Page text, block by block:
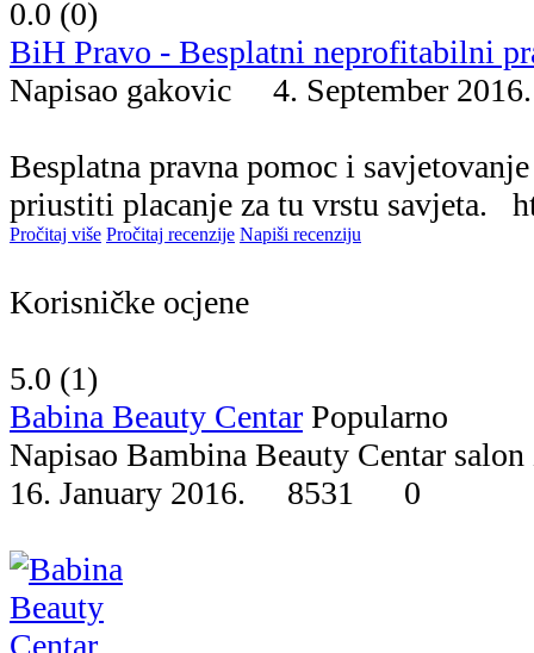
0.0 (0)
BiH Pravo - Besplatni neprofitabilni
Napisao gakovic 4. September
Besplatna pravna pomoc i
priustiti placanje za tu vrstu savjeta.
Pročitaj više Pročitaj recenzije Napiši recenziju
Korisničke ocjene
5.0 (1)
Babina Beauty Centar Popularno
Napisao Bambina Beauty Centar
16. January 2016. 8531 0